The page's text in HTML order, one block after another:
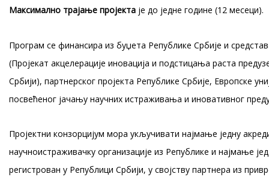
Максимално трајање пројекта је до једне године (12 месеци).
Програм се финансира из буџета Републике Србије и
(Пројекат акцелерације иновација и подстицања раста
Србији), партнерског пројекта Републике Србије, Европске
посвећеног јачању научних истраживања и иновативног
Пројектни конзорцијум мора укључивати најмање једну
научноистраживачку организације из Републике и најмање
регистрован у Републици Србији, у својству партнера из